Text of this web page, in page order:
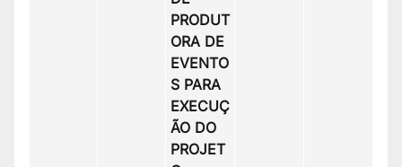
PRODUT
ORA DE
EVENTO
S PARA
EXECUÇ
ÃO DO
PROJET